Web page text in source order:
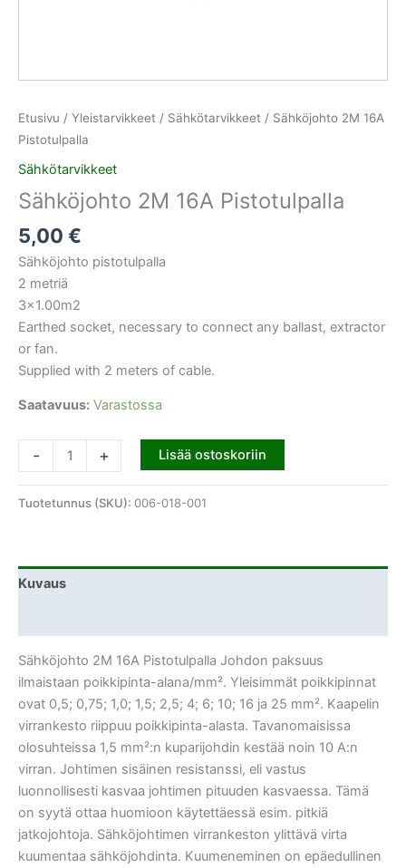
Etusivu / Yleistarvikkeet / Sähkötarvikkeet / Sähköjohto 2M 16A
Pistotulpalla
Sähkötarvikkeet
Sähköjohto 2M 16A Pistotulpalla
5,00 €
Sähköjohto pistotulpalla
2 metriä
3×1.00m2
Earthed socket, necessary to connect any ballast, extractor
or fan.
Supplied with 2 meters of cable.
Saatavuus: Varastossa
- + Lisää ostoskoriin
Tuotetunnus (SKU): 006-018-001
Kuvaus
Sähköjohto 2M 16A Pistotulpalla Johdon paksuus
ilmaistaan poikkipinta-alana/mm². Yleisimmät poikkipinnat
ovat 0,5; 0,75; 1,0; 1,5; 2,5; 4; 6; 10; 16 ja 25 mm². Kaapelin
virrankesto riippuu poikkipinta-alasta. Tavanomaisissa
olosuhteissa 1,5 mm²:n kuparijohdin kestää noin 10 A:n
virran. Johtimen sisäinen resistanssi, eli vastus
luonnollisesti kasvaa johtimen pituuden kasvaessa. Tämä
on syytä ottaa huomioon käytettäessä esim. pitkiä
jatkojohtoja. Sähköjohtimen virrankeston ylittävä virta
kuumentaa sähköjohdinta. Kuumeneminen on epäedullinen